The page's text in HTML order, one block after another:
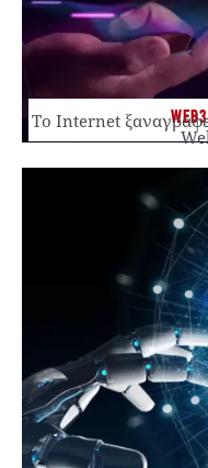
Το Internet